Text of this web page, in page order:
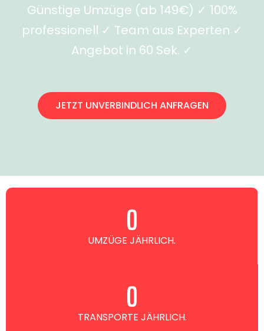
Günstige Umzüge (ab 149€) ✓ 100%
professionell ✓ Team aus Experten ✓
Angebot in 60 Sek. ✓
JETZT UNVERBINDLICH ANFRAGEN
UMZÜGE JÄHRLICH.
0
TRANSPORTE JÄHRLICH.
0